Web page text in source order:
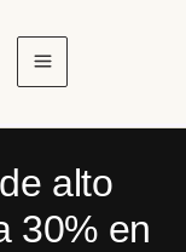
alto
30% en